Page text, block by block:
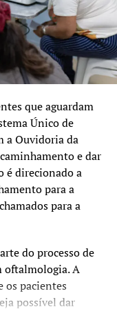
que aguardam
Único de
a Ouvidoria da
e dar
é direcionado a
para a
para a
do processo de
oftalmologia. A
pacientes
possível dar